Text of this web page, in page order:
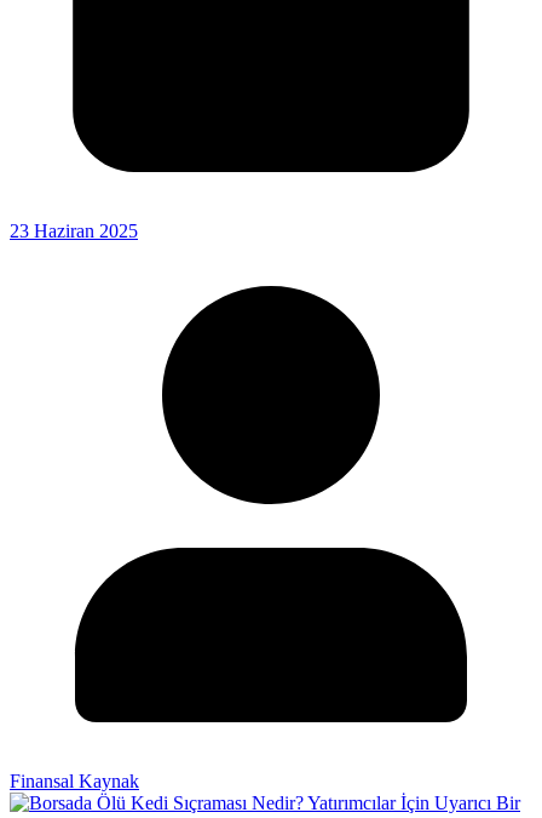
23 Haziran 2025
Finansal Kaynak